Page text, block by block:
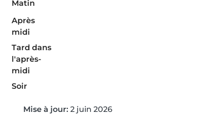
Matin
Après
midi
Tard dans
l'après-
midi
Soir
Mise à jour: 2 juin 2026